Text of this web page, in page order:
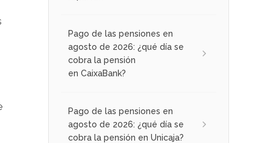
Pago de las pensiones en
agosto de 2026: ¿qué día se
cobra la pensión
en CaixaBank?
Pago de las pensiones en
agosto de 2026: ¿qué día se
cobra la pensión en Unicaja?